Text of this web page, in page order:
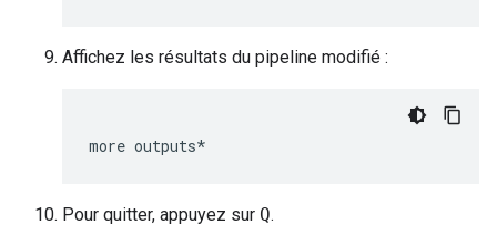
Affichez les résultats du pipeline modifié :
more outputs*
Pour quitter, appuyez sur Q.